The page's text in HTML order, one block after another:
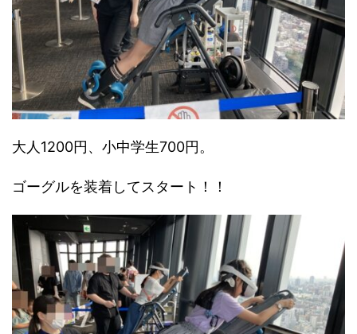
大人1200円、小中学生700円。
ゴーグルを装着してスタート！！